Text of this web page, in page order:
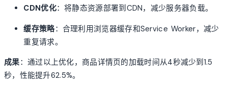
CDN优化：将静态资源部署到CDN，减少服务器负载。
缓存策略：合理利用浏览器缓存和Service Worker，减少
重复请求。
成果：通过以上优化，商品详情页的加载时间从4秒减少到1.5
秒，性能提升62.5%。